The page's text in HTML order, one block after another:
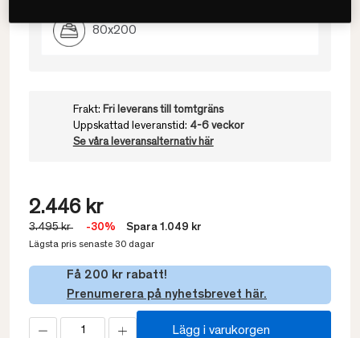
80x200
Frakt: Fri leverans till tomtgräns
Uppskattad leveranstid: 4-6 veckor
Se våra leveransalternativ här
2.446 kr
3.495 kr -30% Spara 1.049 kr
Lägsta pris senaste 30 dagar
Få 200 kr rabatt!
Prenumerera på nyhetsbrevet här.
Lägg i varukorgen